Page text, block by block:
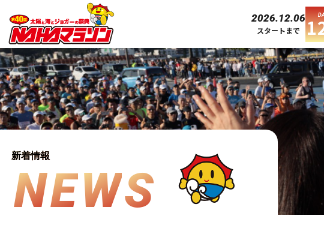
2026.12.06
スタートまで
新着情報
NEWS